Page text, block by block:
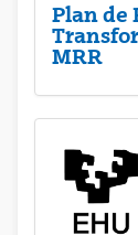
Plan de
MRR